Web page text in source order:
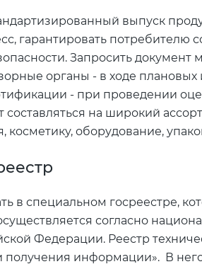
выпуск
гарантировать потребителю
Запросить
органы - в ходе
- при проведении
составляться на широкий
косметику, оборудование,
в специальном госреестре,
согласно
Федерации. Реестр
информации». В